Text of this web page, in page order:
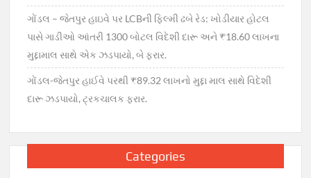
ગોંડલ – જેતપુર હાઇવે પર LCBની ફિલ્મી ઢબે રેડ: ખોડીયાર હોટલ
પાસે ગાડીઓ આંતરી 1300 બોટલ વિદેશી દારૂ અને ₹18.60 લાખના
મુદ્દામાલ સાથે એક ઝડપાયો, બે ફરાર.
ગોંડલ-જેતપુર હાઈવે પરથી ₹89.32 લાખનો મુદ્દા માલ સાથે વિદેશી
દારૂ ઝડપાયો, ટ્રકચાલક ફરાર.
Categories